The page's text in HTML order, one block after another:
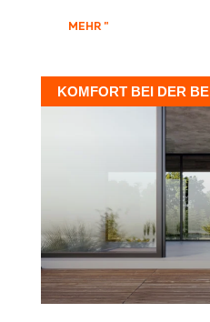
MEHR "
KOMFORT BEI DER